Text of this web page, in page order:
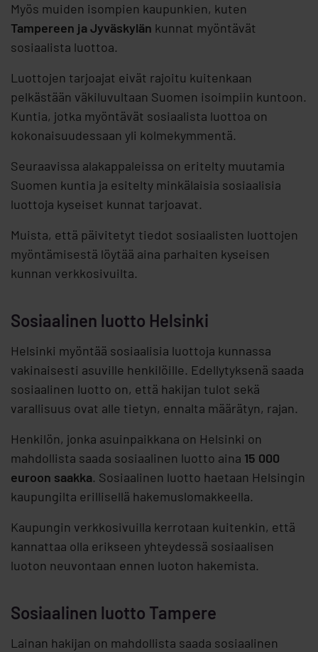
Myös muiden isompien kaupunkien, kuten
Tampereen ja Jyväskylän kunnat myöntävät
sosiaalista luottoa.
Luottojen tarjoajat eivät rajoitu kuitenkaan
pelkästään väkiluvultaan Suomen isoimpiin kuntoon.
Kuntia, jotka myöntävät sosiaalista luottoa on
kokonaisuudessaan yli kolmekymmentä.
Seuraavissa alakappaleissa on eritelty muutamia
Suomen kuntia ja esitelty minkälaisia sosiaalisia
luottoja kyseiset kunnat tarjoavat.
Muista, että päivitetyt tiedot sosiaalisten luottojen
myöntämisestä löytää aina parhaiten kyseisen
kunnan verkkosivuilta.
Sosiaalinen luotto Helsinki
Helsinki myöntää sosiaalisia luottoja kunnassa
vakinaisesti asuville henkilöille. Edellytyksenä saada
sosiaalinen luotto on, että hakijan tulot sekä
varallisuus ovat alle tietyn, ennalta määrätyn, rajan.
Henkilön, jonka asuinpaikkana on Helsinki on
mahdollista saada sosiaalinen luotto aina 15 000
euroon saakka. Sosiaalinen luotto haetaan Helsingin
kaupungilta erillisellä hakemuslomakkeella.
Kaupungin verkkosivuilla kerrotaan kuitenkin, että
kannattaa olla erikseen yhteydessä sosiaalisen
luoton neuvontaan ennen luoton hakemista.
Sosiaalinen luotto Tampere
Lainan hakijan on mahdollista saada sosiaalinen